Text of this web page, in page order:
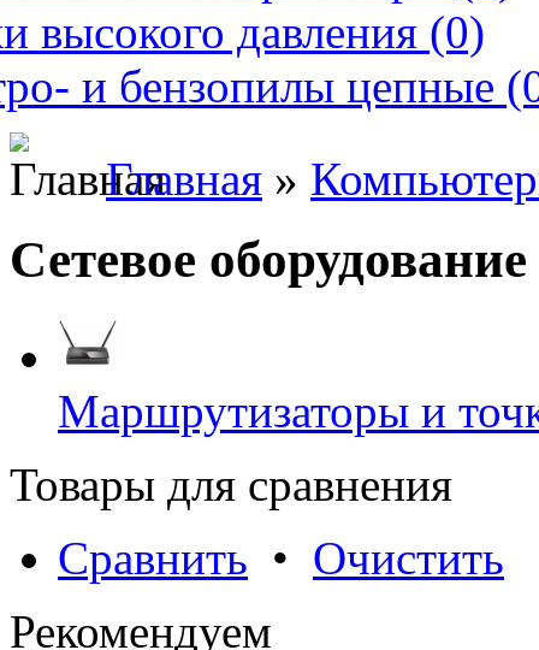
высокого давления (0)
и бензопилы цепные
Главная »
Сетевое оборудование
Маршрутизаторы и
Товары для сравнения
Сравнить • Очистить
Рекомендуем